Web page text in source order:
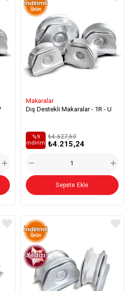
Makaralar
Dış Destekli Makaralar - 1R - U
₺4.215,24
₺4.627,60
%9
i̇ndirim
Sepete Ekle